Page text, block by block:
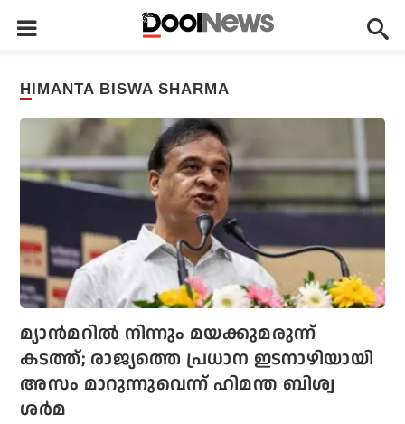
HIMANTA BISWA SHARMA
മ്യാന്‍മറില്‍ നിന്നും മയക്കുമരുന്ന്
കടത്ത്; രാജ്യത്തെ പ്രധാന ഇടനാഴിയായി
അസം മാറുന്നുവെന്ന് ഹിമന്ത ബിശ്വ
ശര്‍മ